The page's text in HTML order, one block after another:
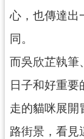
品
回
頁
網
站
導
覽
心，也傳達出
同。
而吳欣芷執筆
日子和好重
走的貓咪展開
路街景，看見